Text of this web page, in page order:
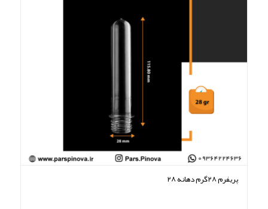
پریفرم ۲۸گرم دهانه ۲۸